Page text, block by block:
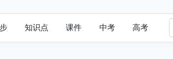
知识点 课件 中考 高考